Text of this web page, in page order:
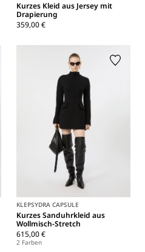
Kurzes Kleid aus Jersey mit
Drapierung
359,00 €
KLEPSYDRA CAPSULE
Kurzes Sanduhrkleid aus
Wollmisch-Stretch
615,00 €
2 Farben